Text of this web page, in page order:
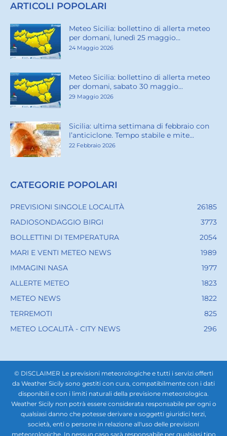
ARTICOLI POPOLARI
Meteo Sicilia: bollettino di allerta meteo
per domani, lunedì 25 maggio...
24 Maggio 2026
Meteo Sicilia: bollettino di allerta meteo
per domani, sabato 30 maggio...
29 Maggio 2026
Sicilia: ultima settimana di febbraio con
l’anticiclone. Tempo stabile e mite...
22 Febbraio 2026
CATEGORIE POPOLARI
PREVISIONI SINGOLE LOCALITÀ
26185
RADIOSONDAGGIO BIRGI
3773
BOLLETTINI DI TEMPERATURA
2054
MARI E VENTI METEO NEWS
1989
IMMAGINI NASA
1977
ALLERTE METEO
1823
METEO NEWS
1822
TERREMOTI
825
METEO LOCALITÀ - CITY NEWS
296
© DISCLAIMER Le previsioni meteorologiche e tutti i servizi offerti
da Weather Sicily sono gestiti con cura, compatibilmente con i dati
disponibili e con i limiti naturali della previsione meteorologica.
Weather Sicily non potrà essere considerata responsabile per ogni o
qualsiasi danno che potesse derivare a soggetti giuridici terzi,
società, enti o persone in relazione all'uso delle previsioni
meteorologiche. In nessun caso sarà responsabile per qualsiasi tipo